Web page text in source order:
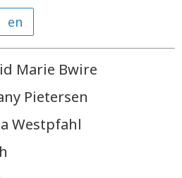
en
Marie Bwire
Pietersen
Westpfahl